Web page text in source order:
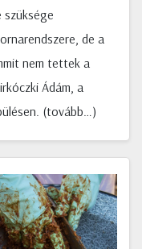
de a
nem tettek a
Ádám, a
(tovább…)